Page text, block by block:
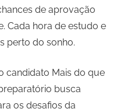
de aprovação
Cada hora de estudo e
perto do sonho.
candidato Mais do que
busca
os desafios da